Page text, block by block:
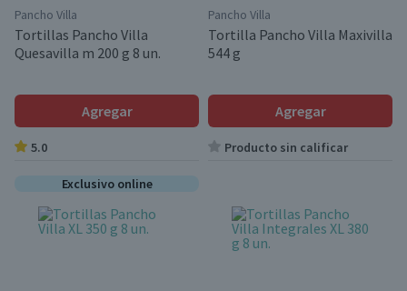
Pancho Villa
Tortillas Pancho Villa
Quesavilla m 200 g 8 un.
Agregar
5.0
Pancho Villa
Tortilla Pancho Villa Maxivilla
544 g
Agregar
Producto sin calificar
Exclusivo online